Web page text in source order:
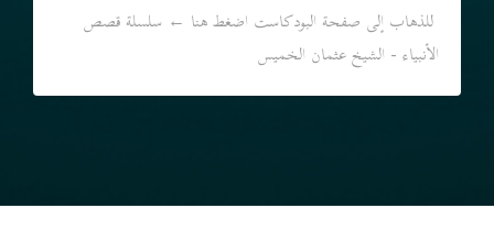
للذهاب إلى صفحة البودكاست اضغط هنا ← سلسلة قصص
الأنبياء - الشيخ عثمان الخميس